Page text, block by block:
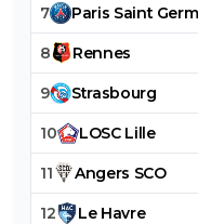
7 Paris Saint
8 Rennes
9 Strasbourg
10 LOSC Lille
11 Angers SCO
12 Le Havre